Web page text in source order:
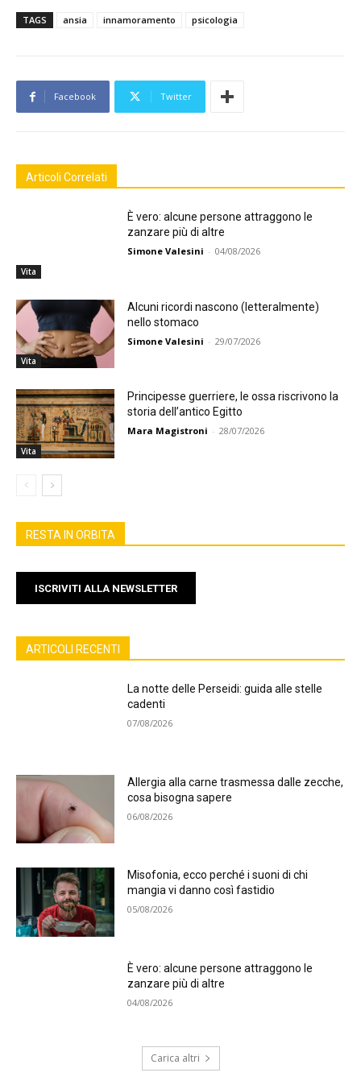
TAGS ansia innamoramento psicologia
Facebook Twitter
Articoli Correlati
Vita
È vero: alcune persone attraggono le
zanzare più di altre
Simone Valesini - 04/08/2026
Vita
Alcuni ricordi nascono (letteralmente)
nello stomaco
Simone Valesini - 29/07/2026
Vita
Principesse guerriere, le ossa riscrivono la
storia dell’antico Egitto
Mara Magistroni - 28/07/2026
RESTA IN ORBITA
ISCRIVITI ALLA NEWSLETTER
ARTICOLI RECENTI
La notte delle Perseidi: guida alle stelle
cadenti
07/08/2026
Allergia alla carne trasmessa dalle zecche,
cosa bisogna sapere
06/08/2026
Misofonia, ecco perché i suoni di chi
mangia vi danno così fastidio
05/08/2026
È vero: alcune persone attraggono le
zanzare più di altre
04/08/2026
Carica altri